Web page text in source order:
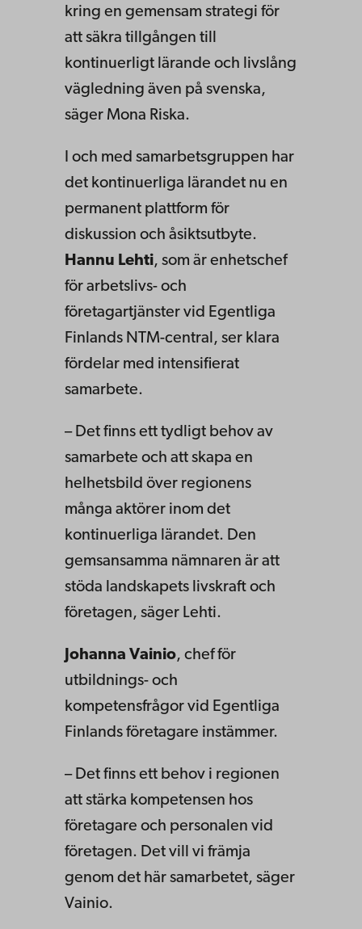
kring en gemensam strategi för
att säkra tillgången till
kontinuerligt lärande och livslång
vägledning även på svenska,
säger Mona Riska.
I och med samarbetsgruppen har
det kontinuerliga lärandet nu en
permanent plattform för
diskussion och åsiktsutbyte.
Hannu Lehti, som är enhetschef
för arbetslivs- och
företagartjänster vid Egentliga
Finlands NTM-central, ser klara
fördelar med intensifierat
samarbete.
– Det finns ett tydligt behov av
samarbete och att skapa en
helhetsbild över regionens
många aktörer inom det
kontinuerliga lärandet. Den
gemsansamma nämnaren är att
stöda landskapets livskraft och
företagen, säger Lehti.
Johanna Vainio, chef för
utbildnings- och
kompetensfrågor vid Egentliga
Finlands företagare instämmer.
– Det finns ett behov i regionen
att stärka kompetensen hos
företagare och personalen vid
företagen. Det vill vi främja
genom det här samarbetet, säger
Vainio.